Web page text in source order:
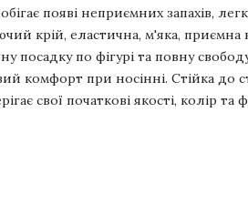
появі неприємних запахів,
крій, еластична, м'яка,
посадку по фігурі та повну свободу
комфорт при носінні. Стійка до
свої початкові якості, колір та